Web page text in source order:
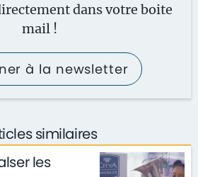
dans votre boite
mail !
à la newsletter
similaires
les